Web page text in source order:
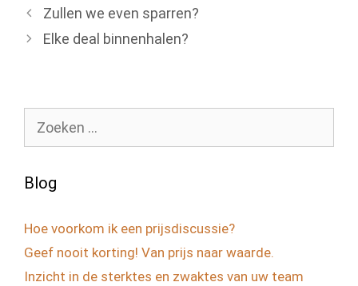
Zullen we even sparren?
Elke deal binnenhalen?
naar:
Blog
Hoe voorkom ik een prijsdiscussie?
Geef nooit korting! Van prijs naar waarde.
Inzicht in de sterktes en zwaktes van uw team